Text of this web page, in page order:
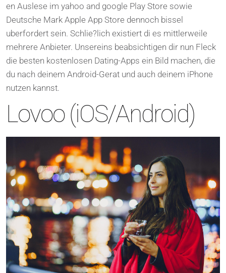
en Auslese im yahoo and google Play Store sowie
Deutsche Mark Apple App Store dennoch bissel
uberfordert sein. Schlie?lich existiert di es mittlerweile
mehrere Anbieter. Unsereins beabsichtigen dir nun Fleck
die besten kostenlosen Dating-Apps ein Bild machen, die
du nach deinem Android-Gerat und auch deinem iPhone
nutzen kannst.
Lovoo (iOS/Android)